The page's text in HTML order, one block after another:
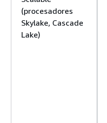
(procesadores
Skylake, Cascade
Lake)